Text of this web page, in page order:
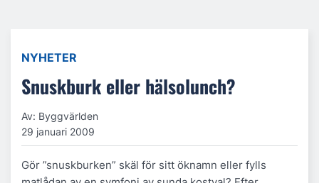
NYHETER
Snuskburk eller hälsolunch?
Av: Byggvärlden
29 januari 2009
Gör ”snuskburken” skäl för sitt öknamn eller fylls